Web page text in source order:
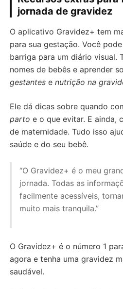
jornada de gravidez
O aplicativo Gravidez+ tem
para sua gestação. Você
barriga para um diário visual.
nomes de bebês e aprender
gestantes e nutrição na
Ele dá dicas sobre quando
parto e o que evitar. E ainda,
de maternidade. Tudo isso
saúde e do seu bebê.
“O Gravidez+ é o meu
jornada. Todas as
facilmente acessíveis,
muito mais tranquila.”
O Gravidez+ é o número 1
agora e tenha uma gravidez
saudável.